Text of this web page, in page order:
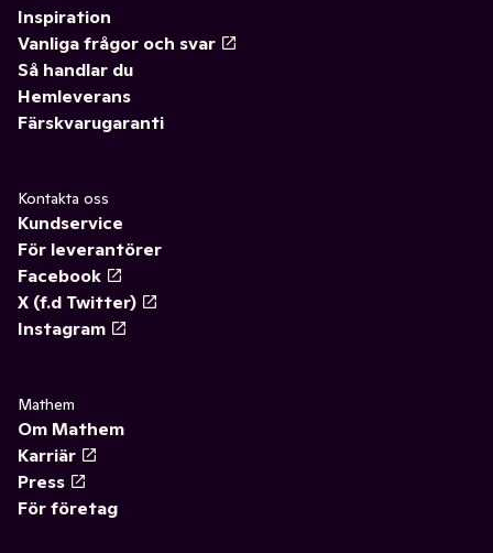
Inspiration
Vanliga frågor och svar
Så handlar du
Hemleverans
Färskvarugaranti
Kontakta oss
Kundservice
För leverantörer
Facebook
X (f.d Twitter)
Instagram
Mathem
Om Mathem
Karriär
Press
För företag